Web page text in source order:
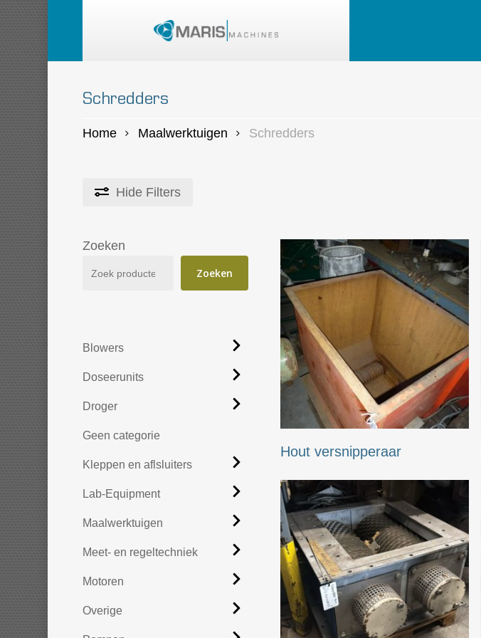
Skip
to
main
content
Schredders
Home Maalwerktuigen Schredders
Hide Filters
Zoeken
Zoeken
Blowers
Doseerunits
Droger
Geen categorie
Kleppen en aflsluiters
Lab-Equipment
Maalwerktuigen
Meet- en regeltechniek
Motoren
Overige
Hout versnipperaar